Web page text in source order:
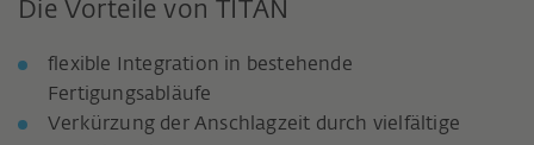
Die Vorteile von TITAN
flexible Integration in bestehende
Fertigungsabläufe
Verkürzung der Anschlagzeit durch vielfältige